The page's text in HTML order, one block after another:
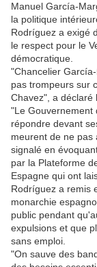
Manuel García-
la politique
Rodríguez a exigé
le respect pour le
démocratique.
"Chancelier
pas trompeurs sur
Chavez", a déclaré
"Le Gouvernement
répondre devant
meurent de ne pas
signalé en
par la Plateforme
Espagne qui ont
Rodríguez a remis
monarchie
public pendant
expulsions et que
sans emploi.
"On sauve des